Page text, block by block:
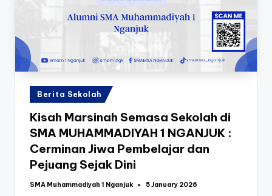
Posted
in
Berita Sekolah
Kisah Marsinah Semasa Sekolah di
SMA MUHAMMADIYAH 1 NGANJUK :
Cerminan Jiwa Pembelajar dan
Pejuang Sejak Dini
Posted
SMA Muhammadiyah 1 Nganjuk 5 January 2026